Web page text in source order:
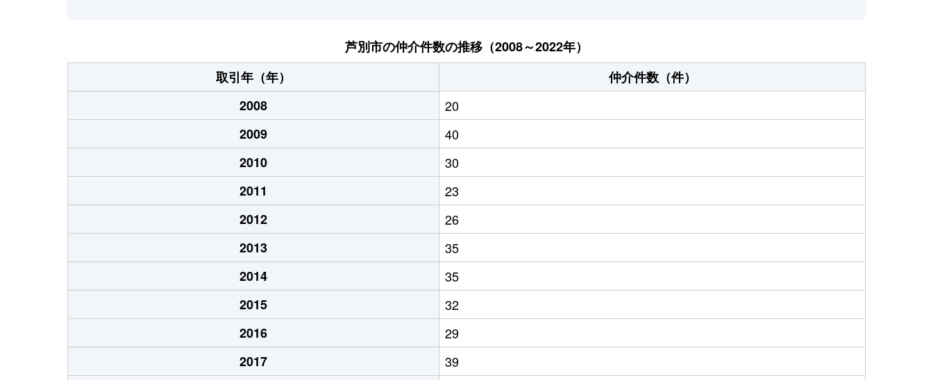
芦別市の仲介件数の推移（2008～2022年）
取引年（年）
仲介件数（件）
2008
20
2009
40
2010
30
2011
23
2012
26
2013
35
2014
35
2015
32
2016
29
2017
39